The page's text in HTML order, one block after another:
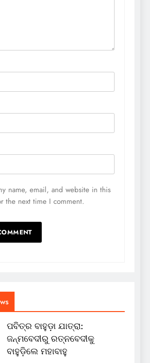
name, email, and website in this
the next time I comment.
ପବିତ୍ର ବାହୁଡ଼ା ଯାତ୍ରା:
ଜନ୍ମବେଦୀରୁ ରତ୍ନବେଦୀକୁ
ବାହୁଡ଼ିଲେ ମହାବାହୁ